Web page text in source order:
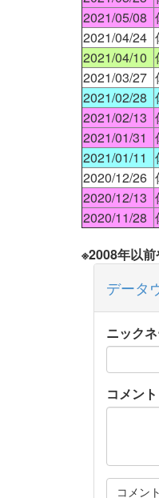
2021/05/08
2021/04/24
2021/04/10
2021/03/27
2021/02/28
2021/02/13
2021/01/31
2021/01/11
2020/12/26
2020/12/13
2020/11/28
※2008年以
データ
ニック
コメント